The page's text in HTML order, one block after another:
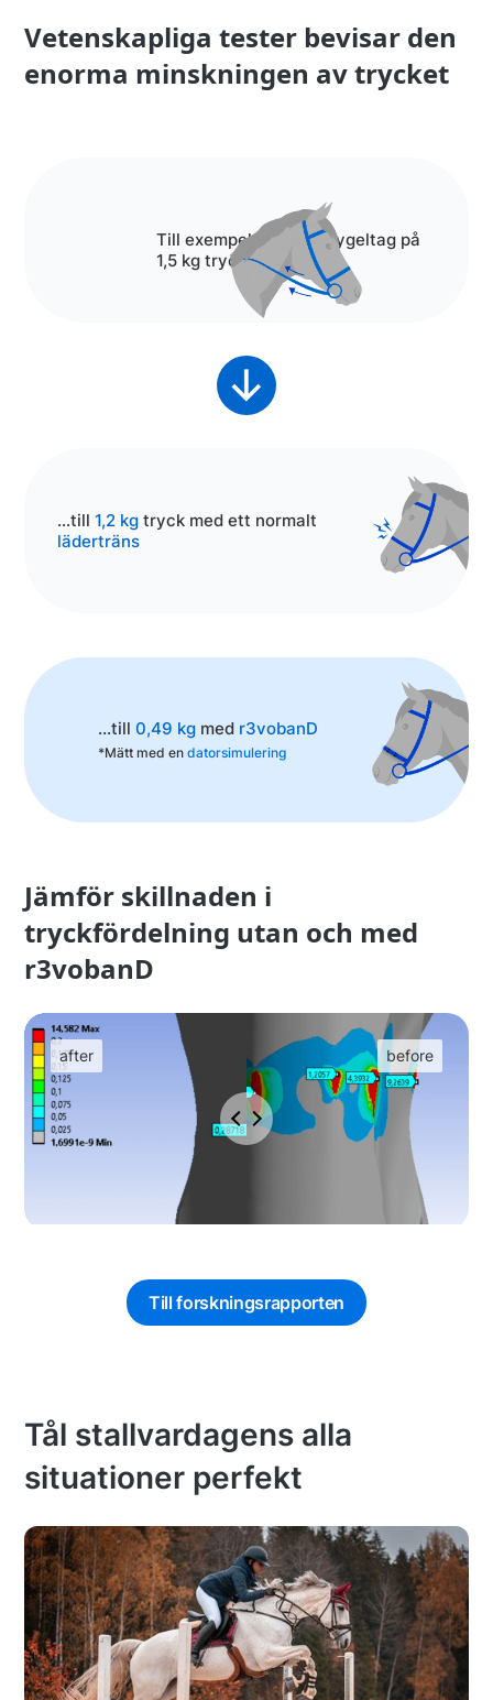
Vetenskapliga tester bevisar den
enorma minskningen av trycket
Till exempel leder ett tygeltag på
1,5 kg tryck till...
...till1,2 kg tryck med ett normalt
läderträns
...till 0,49 kg med r3vobanD
*Mätt med en datorsimulering
Jämför skillnaden i
tryckfördelning utan och med
r3vobanD
Till forskningsrapporten
Tål stallvardagens alla
situationer perfekt